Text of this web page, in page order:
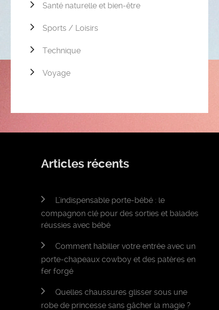
Santé naturelle et bien-être
Sports / Loisirs
Technique
Voyage
Articles récents
L’indispensable porte-bébé : le
compagnon clé pour des sorties et balades
réussies avec bébé
Comment habiller votre entrée avec un
porte-chapeaux cowboy et des patères en
fer forgé
Quelles chaussures glisser sous une
robe de princesse sans gâcher la magie ?